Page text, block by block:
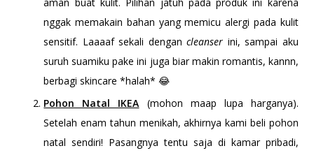
nggak memakain bahan yang memicu alergi pada kulit
sensitif. Laaaaf sekali dengancleanser ini, sampai aku
suruh suamiku pake ini juga biar makin romantis, kannn,
berbagi skincare *halah* 😂
Pohon Natal IKEA (mohon maap lupa harganya).
Setelah enam tahun menikah, akhirnya kami beli pohon
natal sendiri! Pasangnya tentu saja di kamar pribadi,